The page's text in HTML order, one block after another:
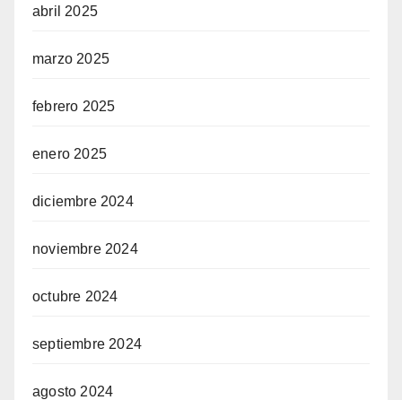
abril 2025
marzo 2025
febrero 2025
enero 2025
diciembre 2024
noviembre 2024
octubre 2024
septiembre 2024
agosto 2024